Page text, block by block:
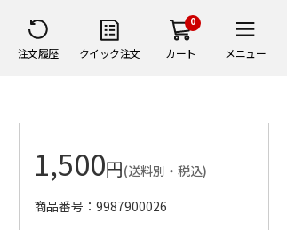
注文履歴 クイック注文
0
カート メニュー
1,500円(送料別・税込)
商品番号
9987900026